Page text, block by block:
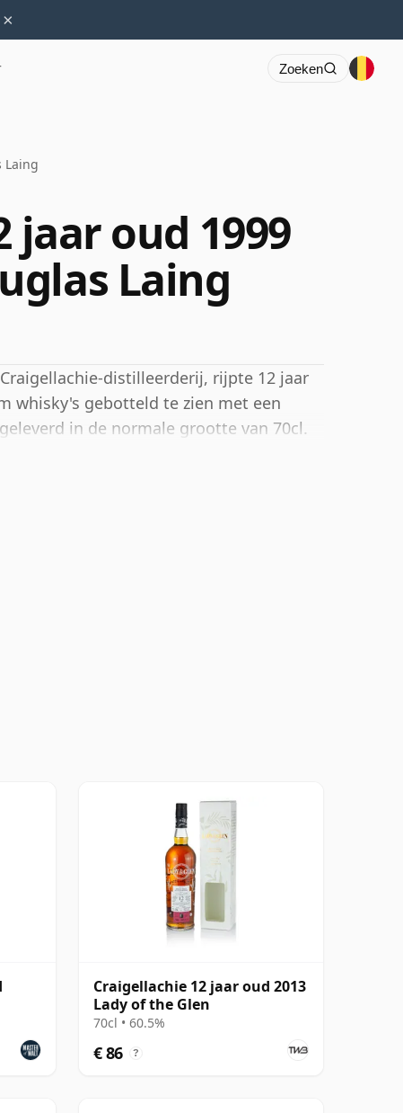
×
Zoeken
Laing
jaar oud 1999
Laing
distilleerderij, rijpte 12 jaar
whisky's gebotteld te zien met een
in de normale grootte van 70cl.
Craigellachie 12 jaar oud 2013
Lady of the Glen
70cl • 60.5%
€ 86 ?